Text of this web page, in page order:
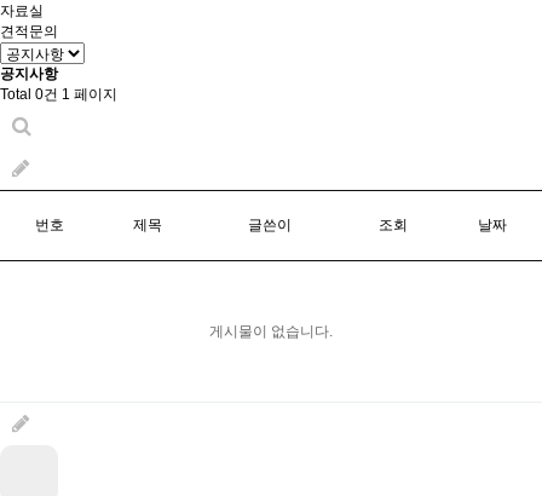
자료실
견적문의
공지사항
Total 0건 1 페이지
번호 제목 글쓴이 조회 날짜
게시물이 없습니다.